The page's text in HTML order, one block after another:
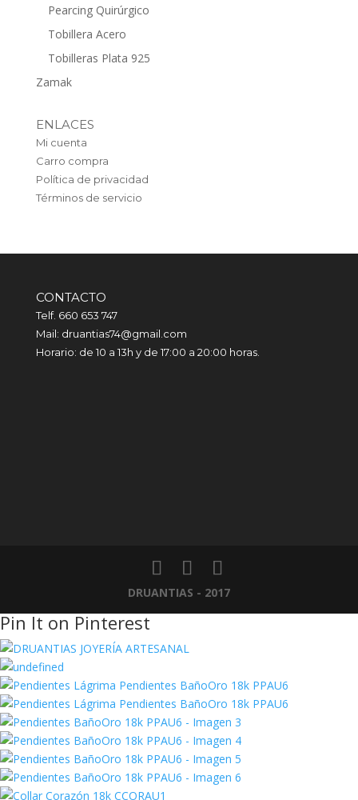
Pearcing Quirúrgico
Tobillera Acero
Tobilleras Plata 925
Zamak
ENLACES
Mi cuenta
Carro compra
Política de privacidad
Términos de servicio
CONTACTO
Telf. 660 653 747
Mail: druantias74@gmail.com
Horario: de 10 a 13h y de 17:00 a 20:00 horas.
DRUANTIAS - 2017
Pin It on Pinterest